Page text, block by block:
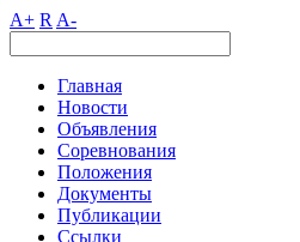
A+ R A-
Главная
Новости
Объявления
Соревнования
Положения
Документы
Публикации
Ссылки